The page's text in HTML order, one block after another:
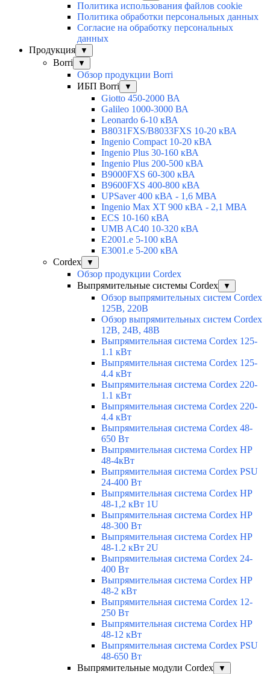
Политика использования файлов cookie
Политика обработки персональных данных
Согласие на обработку персональных
данных
Продукция
▼
Borri ▼
Обзор продукции Borri
ИБП Borri
▼
Giotto 450-2000 ВА
Galileo 1000-3000 ВА
Leonardo 6-10 кВА
B8031FXS/B8033FXS 10-20 кВА
Ingenio Compact 10-20 кВА
Ingenio Plus 30-160 кВА
Ingenio Plus 200-500 кВА
B9000FXS 60-300 кВА
B9600FXS 400-800 кВА
UPSaver 400 кВА - 1,6 МВА
Ingenio Max XT 900 кВА - 2,1 МВА
ECS 10-160 кВА
UMB AC40 10-320 кВА
E2001.e 5-100 кВА
E3001.e 5-200 кВА
Cordex
▼
Обзор продукции Cordex
Выпрямительные системы Cordex
▼
Обзор выпрямительных систем Cordex
125В, 220В
Обзор выпрямительных систем Cordex
12В, 24В, 48В
Выпрямительная система Cordex 125-
1.1 кВт
Выпрямительная система Cordex 125-
4.4 кВт
Выпрямительная система Cordex 220-
1.1 кВт
Выпрямительная система Cordex 220-
4.4 кВт
Выпрямительная система Cordex 48-
650 Вт
Выпрямительная система Cordex HP
48-4кВт
Выпрямительная система Cordex PSU
24-400 Вт
Выпрямительная система Cordex HP
48-1,2 кВт 1U
Выпрямительная система Cordex HP
48-300 Вт
Выпрямительная система Cordex HP
48-1.2 кВт 2U
Выпрямительная система Cordex 24-
400 Вт
Выпрямительная система Cordex HP
48-2 кВт
Выпрямительная система Cordex 12-
250 Вт
Выпрямительная система Cordex HP
48-12 кВт
Выпрямительная система Cordex PSU
48-650 Вт
Выпрямительные модули Cordex
▼